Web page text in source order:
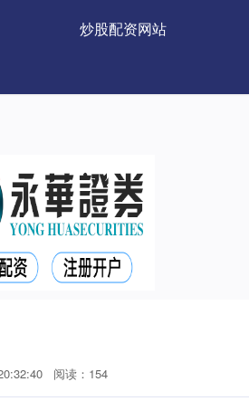
炒股配资网站
阅读：154